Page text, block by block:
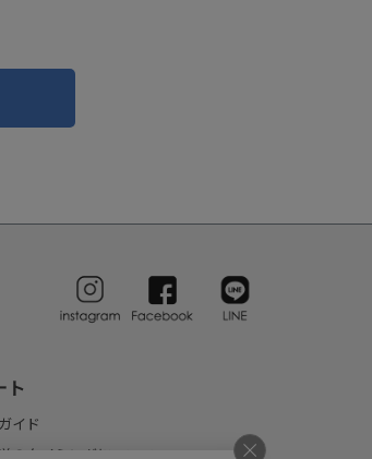
ト
イド
のタイミングについて